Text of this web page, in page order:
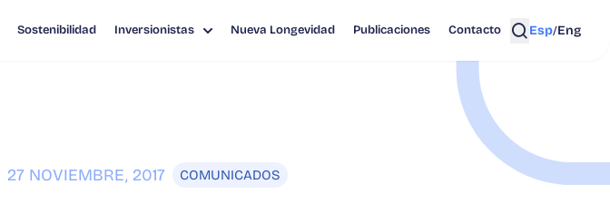
Sostenibilidad Inversionistas Nueva Longevidad Publicaciones Contacto Eng
/
Esp
COMUNICADOS
27 NOVIEMBRE, 2017